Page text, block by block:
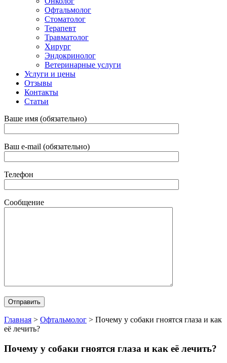
Офтальмолог
Стоматолог
Терапевт
Травматолог
Хирург
Эндокринолог
Ветеринарные услуги
Услуги и цены
Отзывы
Контакты
Статьи
Ваше имя (обязательно)
Ваш e-mail (обязательно)
Телефон
Сообщение
Главная > Офтальмолог > Почему у собаки гноятся глаза и как
её лечить?
Почему у собаки гноятся глаза и как её лечить?